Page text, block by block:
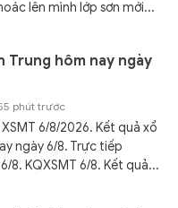
lên mình lớp sơn mới...
Trung hôm nay ngày
phút trước
6/8/2026. Kết quả xổ
ngày 6/8. Trực tiếp
8. KQXSMT 6/8. Kết quả...